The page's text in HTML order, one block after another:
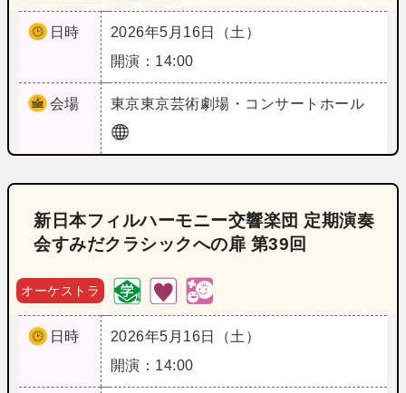
日時
2026年5月16日（土）
開演：14:00
会場 東京東京芸術劇場・コンサートホール
新日本フィルハーモニー交響楽団 定期演奏
会すみだクラシックへの扉 第39回
オーケストラ
日時
2026年5月16日（土）
開演：14:00